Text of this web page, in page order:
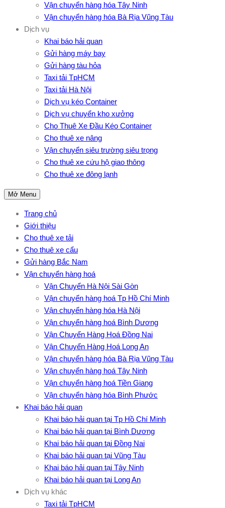
Vận chuyển hàng hóa Tây Ninh
Vận chuyển hàng hóa Bà Rịa Vũng Tàu
Dịch vụ
Khai báo hải quan
Gửi hàng máy bay
Gửi hàng tàu hỏa
Taxi tải TpHCM
Taxi tải Hà Nội
Dịch vụ kéo Container
Dịch vụ chuyển kho xưởng
Cho Thuê Xe Đầu Kéo Container
Cho thuê xe nâng
Vận chuyển siêu trường siêu trọng
Cho thuê xe cứu hộ giao thông
Cho thuê xe đông lạnh
Mở Menu
Trang chủ
Giới thiệu
Cho thuê xe tải
Cho thuê xe cẩu
Gửi hàng Bắc Nam
Vận chuyển hàng hoá
Vận Chuyển Hà Nội Sài Gòn
Vận chuyển hàng hoá Tp Hồ Chí Minh
Vận chuyển hàng hóa Hà Nội
Vận chuyển hàng hoá Bình Dương
Vận Chuyển Hàng Hoá Đồng Nai
Vận Chuyển Hàng Hoá Long An
Vận chuyển hàng hóa Bà Rịa Vũng Tàu
Vận chuyển hàng hoá Tây Ninh
Vận chuyển hàng hoá Tiền Giang
Vận chuyển hàng hóa Bình Phước
Khai báo hải quan
Khai báo hải quan tại Tp Hồ Chí Minh
Khai báo hải quan tại Bình Dương
Khai báo hải quan tại Đồng Nai
Khai báo hải quan tại Vũng Tàu
Khai báo hải quan tại Tây Ninh
Khai báo hải quan tại Long An
Dịch vụ khác
Taxi tải TpHCM